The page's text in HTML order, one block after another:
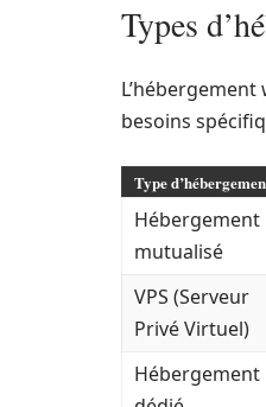
Types
besoins
Type
Hébergement
mutualisé
VPS (Serveur
Privé Virtuel)
Hébergement